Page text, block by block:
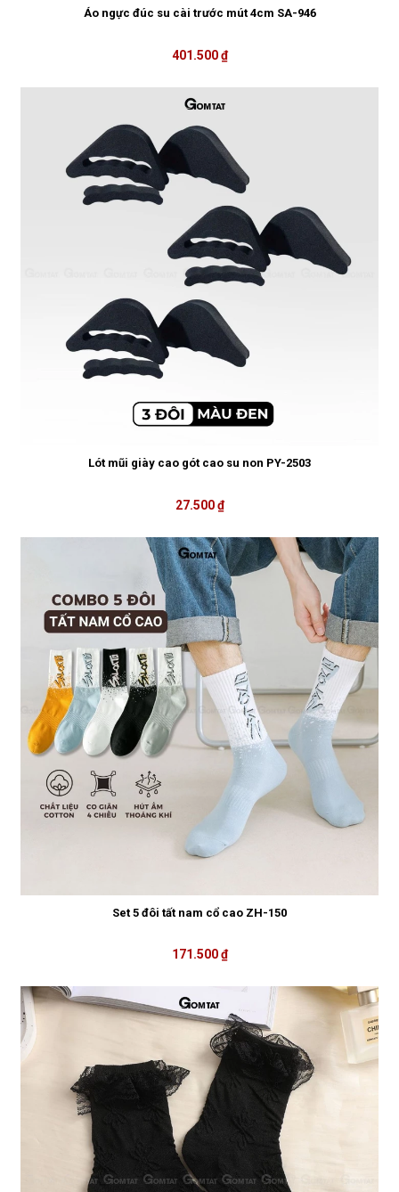
Áo ngực đúc su cài trước mút 4cm SA-946
401.500 ₫
Lót mũi giày cao gót cao su non PY-2503
27.500 ₫
Set 5 đôi tất nam cổ cao ZH-150
171.500 ₫